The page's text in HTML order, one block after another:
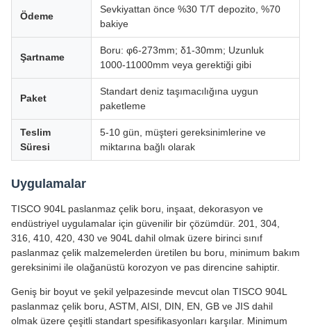
Ödeme
Sevkiyattan önce %30 T/T depozito, %70
bakiye
Şartname
Boru: φ6-273mm; δ1-30mm; Uzunluk
1000-11000mm veya gerektiği gibi
Paket
Standart deniz taşımacılığına uygun
paketleme
Teslim
Süresi
5-10 gün, müşteri gereksinimlerine ve
miktarına bağlı olarak
Uygulamalar
TISCO 904L paslanmaz çelik boru, inşaat, dekorasyon ve
endüstriyel uygulamalar için güvenilir bir çözümdür. 201, 304,
316, 410, 420, 430 ve 904L dahil olmak üzere birinci sınıf
paslanmaz çelik malzemelerden üretilen bu boru, minimum bakım
gereksinimi ile olağanüstü korozyon ve pas direncine sahiptir.
Geniş bir boyut ve şekil yelpazesinde mevcut olan TISCO 904L
paslanmaz çelik boru, ASTM, AISI, DIN, EN, GB ve JIS dahil
olmak üzere çeşitli standart spesifikasyonları karşılar. Minimum